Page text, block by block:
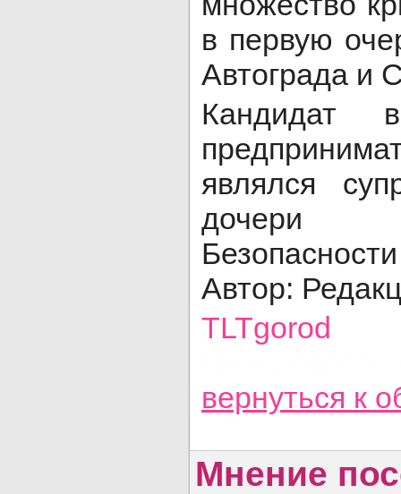
в первую
Автограда и
Кандидат
являлся
дочери
Автор:
TLTgorod
вернуться к
Мнение